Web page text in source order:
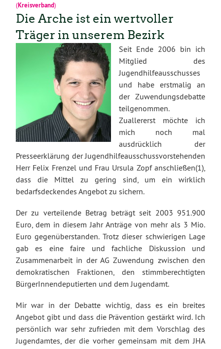
(Kreisverband)
Die Arche ist ein wertvoller
Träger in unserem Bezirk
Seit Ende 2006 bin ich
Mitglied des
Jugendhilfeausschusses
und habe erstmalig an
der Zuwendungsdebatte
teilgenommen.
Zuallererst möchte ich
mich noch mal
ausdrücklich der
Presseerklärung der Jugendhilfeausschussvorstehenden
Herr Felix Frenzel und Frau Ursula Zopf anschließen(1),
dass die Mittel zu gering sind, um ein wirklich
bedarfsdeckendes Angebot zu sichern.
Der zu verteilende Betrag beträgt seit 2003 951.900
Euro, dem in diesem Jahr Anträge von mehr als 3 Mio.
Euro gegenüberstanden. Trotz dieser schwierigen Lage
gab es eine faire und fachliche Diskussion und
Zusammenarbeit in der AG Zuwendung zwischen den
demokratischen Fraktionen, den stimmberechtigten
BürgerInnendeputierten und dem Jugendamt.
Mir war in der Debatte wichtig, dass es ein breites
Angebot gibt und dass die Prävention gestärkt wird. Ich
persönlich war sehr zufrieden mit dem Vorschlag des
Jugendamtes, der die vorher gemeinsam mit dem JHA